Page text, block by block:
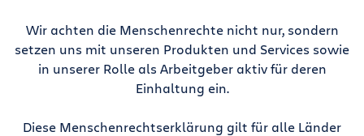
Wir achten die Menschenrechte nicht nur, sondern
setzen uns mit unseren Produkten und Services sowie
in unserer Rolle als Arbeitgeber aktiv für deren
Einhaltung ein.
Diese Menschenrechtserklärung gilt für alle Länder